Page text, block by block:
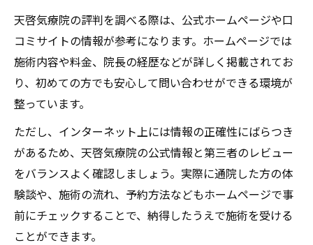
天啓気療院の評判を調べる際は、公式ホームページや口
コミサイトの情報が参考になります。ホームページでは
施術内容や料金、院長の経歴などが詳しく掲載されてお
り、初めての方でも安心して問い合わせができる環境が
整っています。
ただし、インターネット上には情報の正確性にばらつき
があるため、天啓気療院の公式情報と第三者のレビュー
をバランスよく確認しましょう。実際に通院した方の体
験談や、施術の流れ、予約方法などもホームページで事
前にチェックすることで、納得したうえで施術を受ける
ことができます。